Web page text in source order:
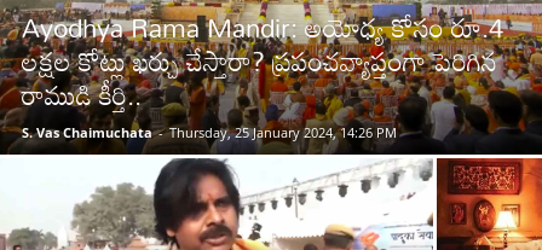
Ayodhya Rama Mandir: అయోధ్య కోసం రూ.4
లక్షల కోట్లు ఖర్చు చేస్తారా? ప్రపంచవ్యాప్తంగా పెరిగిన
రాముడి కీర్తి..
S. Vas Chaimuchata - Thursday, 25 January 2024, 14:26 PM